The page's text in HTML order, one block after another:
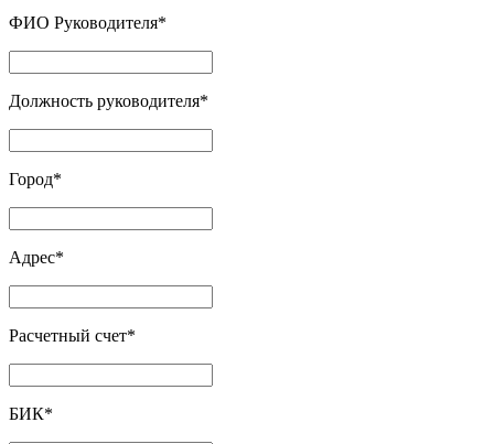
ФИО Руководителя*
Должность руководителя*
Город*
Адрес*
Расчетный счет*
БИК*